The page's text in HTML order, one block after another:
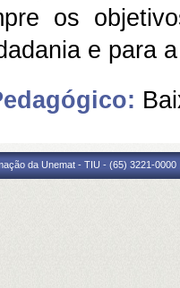
os
e para
da Unemat - TIU - (65) 3221-